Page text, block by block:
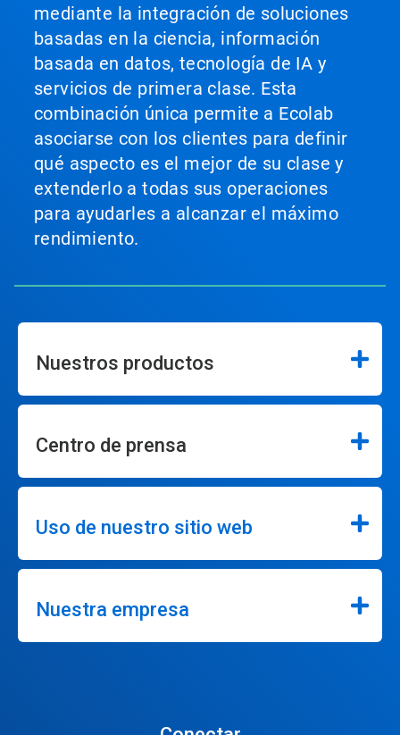
mediante la integración de soluciones
basadas en la ciencia, información
basada en datos, tecnología de IA y
servicios de primera clase. Esta
combinación única permite a Ecolab
asociarse con los clientes para definir
qué aspecto es el mejor de su clase y
extenderlo a todas sus operaciones
para ayudarles a alcanzar el máximo
rendimiento.
Nuestros productos
Centro de prensa
Uso de nuestro sitio web
Nuestra empresa